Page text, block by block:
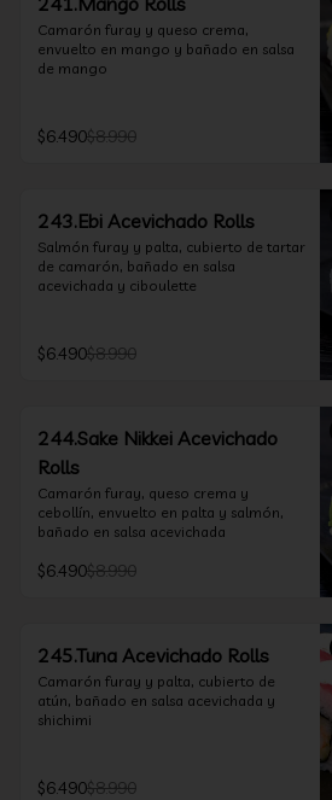
Camarón furay y queso crema,
envuelto en mango y bañado en salsa
de mango
$6.490$8.990
243.Ebi Acevichado Rolls
Salmón furay y palta, cubierto de tartar
de camarón, bañado en salsa
acevichada y ciboulette
$6.490$8.990
244.Sake Nikkei Acevichado
Rolls
Camarón furay, queso crema y
cebollín, envuelto en palta y salmón,
bañado en salsa acevichada
$6.490$8.990
245.Tuna Acevichado Rolls
Camarón furay y palta, cubierto de
atún, bañado en salsa acevichada y
shichimi
$6.490$8.990